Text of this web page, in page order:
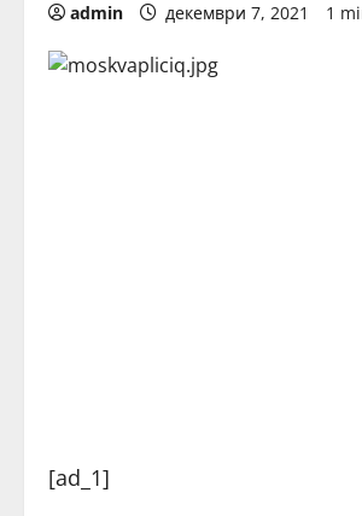
admin декември 7, 2021 1
[ad_1]